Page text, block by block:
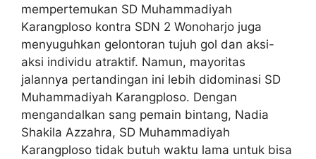
mempertemukan SD Muhammadiyah
Karangploso kontra SDN 2 Wonoharjo juga
menyuguhkan gelontoran tujuh gol dan aksi-
aksi individu atraktif. Namun, mayoritas
jalannya pertandingan ini lebih didominasi SD
Muhammadiyah Karangploso. Dengan
mengandalkan sang pemain bintang, Nadia
Shakila Azzahra, SD Muhammadiyah
Karangploso tidak butuh waktu lama untuk bisa